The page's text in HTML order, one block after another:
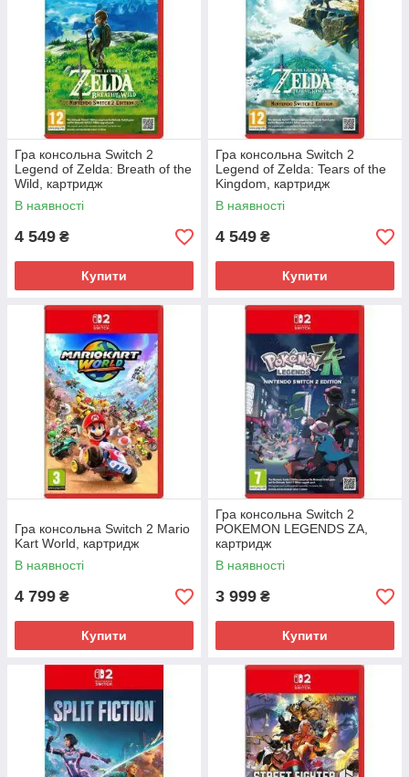
Гра консольна Switch 2
Legend of Zelda: Breath of the
Wild, картридж
В наявності
4 549 ₴
Купити
Гра консольна Switch 2
Legend of Zelda: Tears of the
Kingdom, картридж
В наявності
4 549 ₴
Купити
Гра консольна Switch 2 Mario
Kart World, картридж
В наявності
4 799 ₴
Купити
Гра консольна Switch 2
POKEMON LEGENDS ZA,
картридж
В наявності
3 999 ₴
Купити